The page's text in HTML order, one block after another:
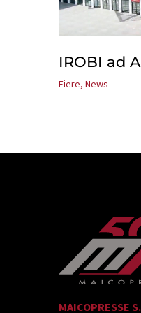
IROBI ad
Fiere, News
MAICOPRESSE